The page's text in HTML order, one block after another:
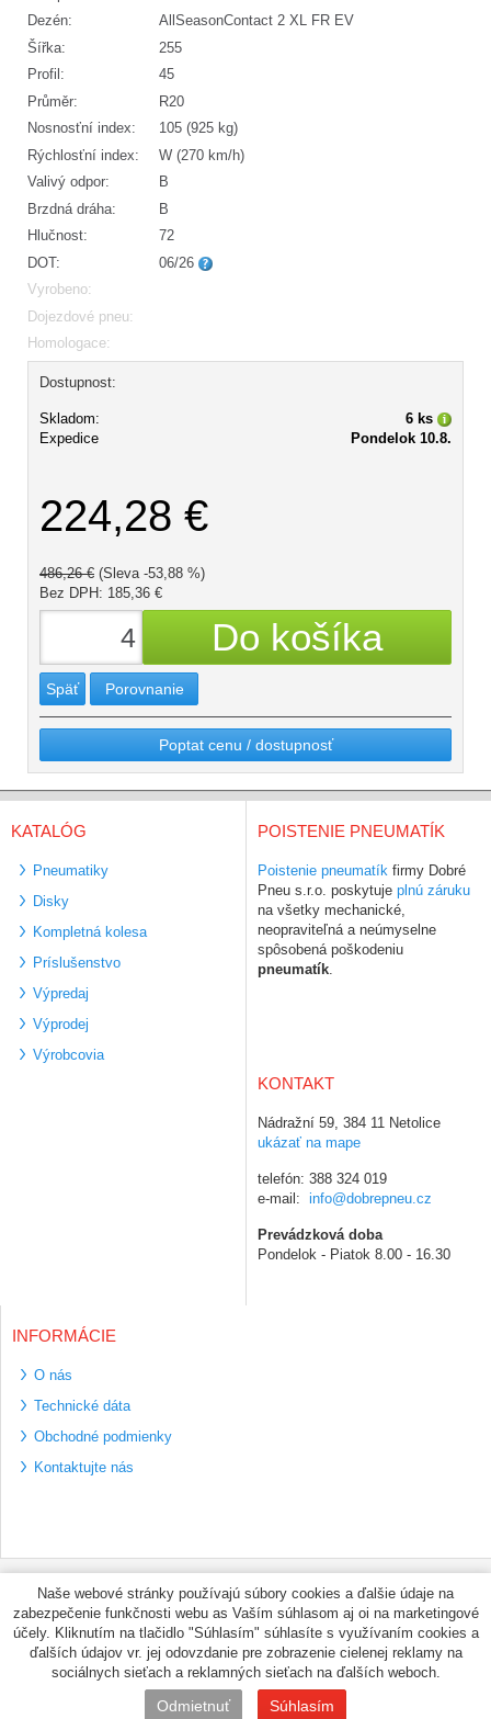
Dezén:
AllSeasonContact 2 XL FR EV
Šířka:
255
Profil:
45
Průměr:
R20
Nosnosťní index:
105 (925 kg)
Rýchlosťní index:
W (270 km/h)
Valivý odpor:
B
Brzdná dráha:
B
Hlučnost:
72
DOT:
06/26
Vyrobeno:
Dojezdové pneu:
Homologace:
Dostupnost:
Skladom:
6 ks
Expedice
Pondelok 10.8.
224,28 €
486,26 € (Sleva -53,88 %)
Bez DPH: 185,36 €
Späť Porovnanie
Poptat cenu / dostupnosť
KATALÓG
Pneumatiky
Disky
Kompletná kolesa
Príslušenstvo
Výpredaj
Výprodej
Výrobcovia
POISTENIE PNEUMATÍK
Poistenie pneumatík firmy Dobré
Pneu s.r.o. poskytuje plnú záruku
na všetky mechanické,
neopraviteľná a neúmyselne
spôsobená poškodeniu
pneumatík
KONTAKT
Nádražní 59, 384 11 Netolice
ukázať na mape
telefón: 388 324 019
e-mail: info@dobrepneu.cz
Prevádzková doba
Pondelok - Piatok 8.00 - 16.30
INFORMÁCIE
O nás
Technické dáta
Obchodné podmienky
Kontaktujte nás
Bezpečné platební
metody
Využíváme zasílání
PPL
© PNEUMAX.SK 2026 by
Naše webové stránky používajú súbory cookies a ďalšie údaje na
zabezpečenie funkčnosti webu as Vaším súhlasom aj oi na marketingové
účely. Kliknutím na tlačidlo "Súhlasím" súhlasíte s využívaním cookies a
ďalších údajov vr. jej odovzdanie pre zobrazenie cielenej reklamy na
sociálnych sieťach a reklamných sieťach na ďalších weboch.
Odmietnuť Súhlasím